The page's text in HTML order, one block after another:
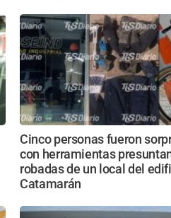
Cinco personas fueron
con herramientas
robadas de un local del
Catamarán